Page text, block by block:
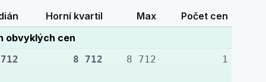
Horní kvartil Max
Počet cen
obvyklých cen
8 712 8 712 1